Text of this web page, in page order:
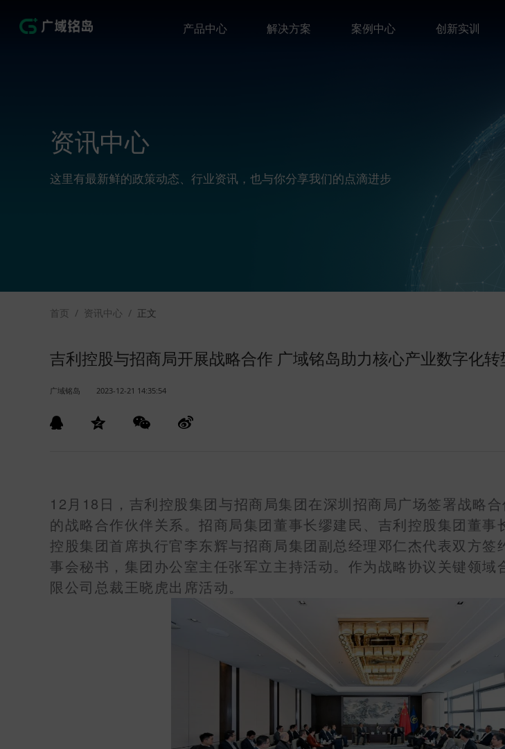
产品中心 解决方案 案例中心 创新实训
资讯中心
这里有最新鲜的政策动态、行业资讯，也与你分享我们的点滴进步
首页 / 资讯中心 / 正文
吉利控股与招商局开展战略合作 广域铭岛助力核心产业数字化转
广域铭岛 2023-12-21 14:35:54
12 月 18 日，吉利控股集团与招商局集团在深圳招商局广场签署战略
的战略合作伙伴关系。招商局集团董事长缪建民、吉利控股集团董事
控股集团首席执行官李东辉与招商局集团副总经理邓仁杰代表双方签
事会秘书，集团办公室主任张军立主持活动。作为战略协议关键领域
限公司总裁王晓虎出席活动。